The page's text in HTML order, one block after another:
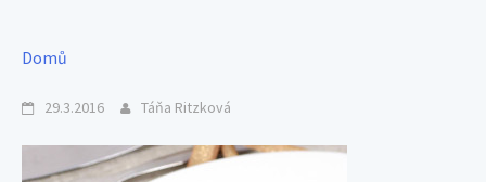
Domů
29.3.2016 Táňa Ritzková